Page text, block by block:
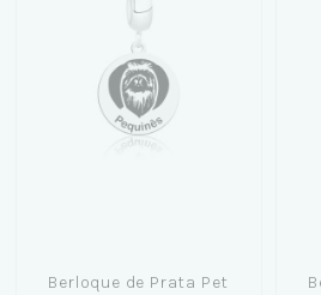
Berloque de Prata Pet